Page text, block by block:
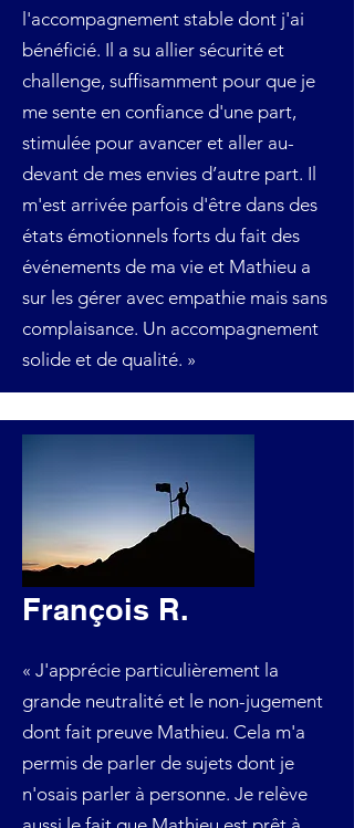
l'accompagnement stable dont j'ai
bénéficié. Il a su allier sécurité et
challenge, suffisamment pour que je
me sente en confiance d'une part,
stimulée pour avancer et aller au-
devant de mes envies d’autre part. Il
m'est arrivée parfois d'être dans des
états émotionnels forts du fait des
événements de ma vie et Mathieu a
sur les gérer avec empathie mais sans
complaisance. Un accompagnement
solide et de qualité. »
François R.
« J'apprécie particulièrement la
grande neutralité et le non-jugement
dont fait preuve Mathieu. Cela m'a
permis de parler de sujets dont je
n'osais parler à personne. Je relève